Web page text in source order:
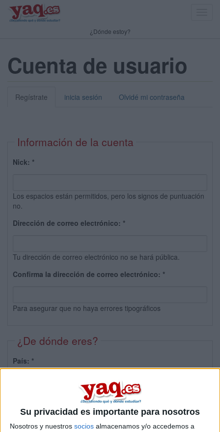
Su privacidad es importante para nosotros
Nosotros y nuestros socios almacenamos y/o accedemos a
¿Dónde estoy?
Cuenta de usuario
Regístrate inicia sesión Olvidé mi contraseña
Información de la cuenta
Nick: *
Los espacios están permitidos, pero los signos de puntuación
no.
Dirección de correo electrónico: *
Tu dirección de correo electrónico no se hará pública.
Confirma la dirección de correo electrónico: *
Para asegurar que no haya errores tipográficos
¿De dónde eres?
País: *